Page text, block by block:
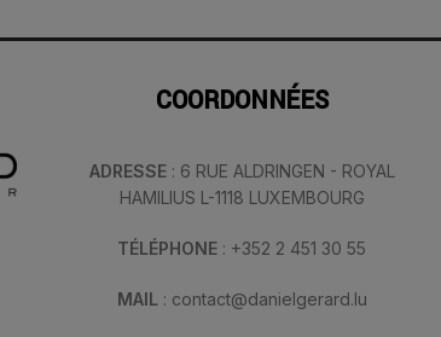
COORDONNÉES
ADRESSE: 6 RUE ALDRINGEN - ROYAL
HAMILIUS L-1118 LUXEMBOURG
TÉLÉPHONE : +352 2 451 30 55
MAIL : contact@danielgerard.lu